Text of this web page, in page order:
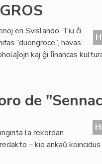
en Svislando. Tiu ĉi
“duongroce”, havas
kaj ĝi ﬁnancas
de
la rekordan
– kio ankaŭ